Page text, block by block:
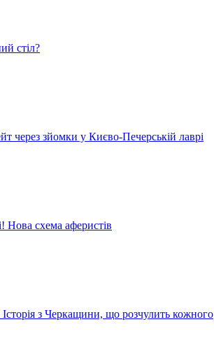
стіл?
через зйомки у Києво-Печерській лаврі
Нова схема аферистів
з Черкащини, що розчулить кожного